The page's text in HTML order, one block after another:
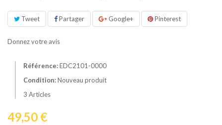
Tweet Partager Google+ Pinterest
Donnez votre avis
Référence:EDC2101-0000
Condition:Nouveau produit
3 Articles
49,50 €